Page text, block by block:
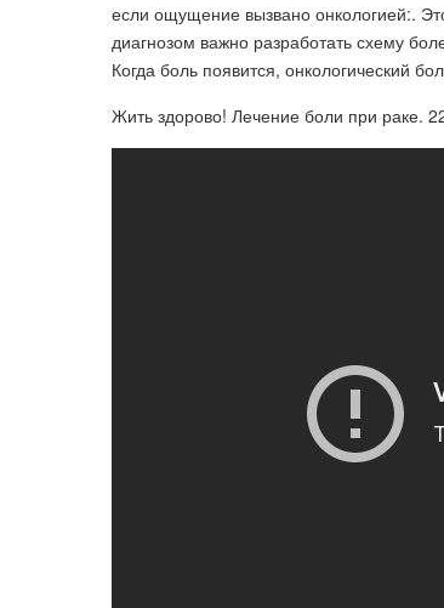
если ощущение вызвано онкологией:.
диагнозом важно разработать схему
Когда боль появится, онкологический
Жить здорово! Лечение боли при раке.